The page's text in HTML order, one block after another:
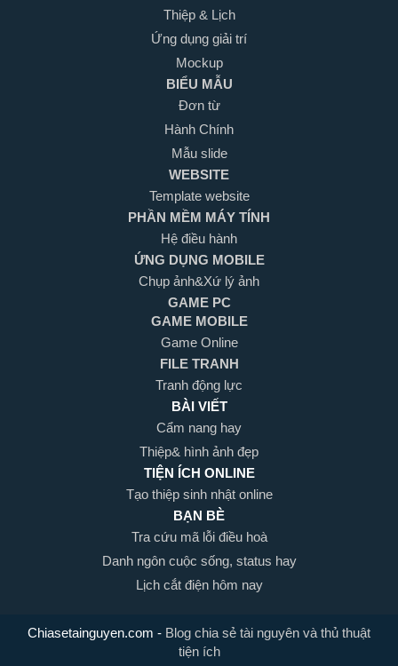
Thiệp & Lịch
Ứng dụng giải trí
Mockup
BIỂU MẪU
Đơn từ
Hành Chính
Mẫu slide
WEBSITE
Template website
PHẦN MỀM MÁY TÍNH
Hệ điều hành
ỨNG DỤNG MOBILE
Chụp ảnh&Xứ lý ảnh
GAME PC
GAME MOBILE
Game Online
FILE TRANH
Tranh động lực
BÀI VIẾT
Cẩm nang hay
Thiệp& hình ảnh đẹp
TIỆN ÍCH ONLINE
Tạo thiệp sinh nhật online
BẠN BÈ
Tra cứu mã lỗi điều hoà
Danh ngôn cuộc sống, status hay
Lịch cắt điện hôm nay
Chiasetainguyen.com - Blog chia sẻ tài nguyên và thủ thuật
tiện ích